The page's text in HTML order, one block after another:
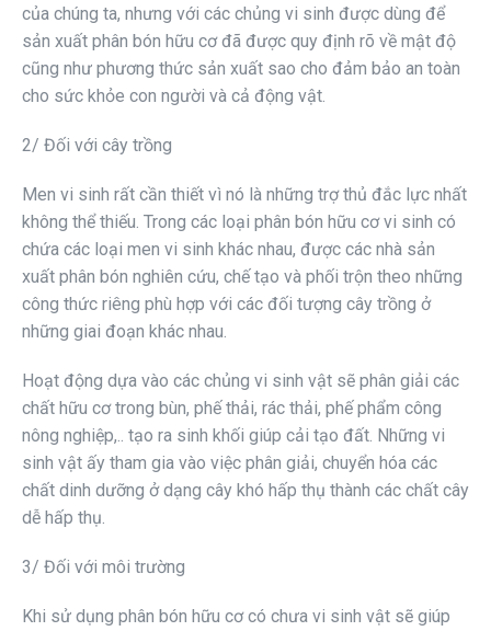
của chúng ta, nhưng với các chủng vi sinh được dùng để
sản xuất phân bón hữu cơ đã được quy định rõ về mật độ
cũng như phương thức sản xuất sao cho đảm bảo an toàn
cho sức khỏe con người và cả động vật.
2/ Đối với cây trồng
Men vi sinh rất cần thiết vì nó là những trợ thủ đắc lực nhất
không thể thiếu. Trong các loại phân bón hữu cơ vi sinh có
chứa các loại men vi sinh khác nhau, được các nhà sản
xuất phân bón nghiên cứu, chế tạo và phối trộn theo những
công thức riêng phù hợp với các đối tượng cây trồng ở
những giai đoạn khác nhau.
Hoạt động dựa vào các chủng vi sinh vật sẽ phân giải các
chất hữu cơ trong bùn, phế thải, rác thải, phế phẩm công
nông nghiệp,.. tạo ra sinh khối giúp cải tạo đất. Những vi
sinh vật ấy tham gia vào việc phân giải, chuyển hóa các
chất dinh dưỡng ở dạng cây khó hấp thụ thành các chất cây
dễ hấp thụ.
3/ Đối với môi trường
Khi sử dụng phân bón hữu cơ có chưa vi sinh vật sẽ giúp